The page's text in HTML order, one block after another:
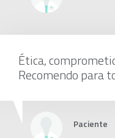
Ética,
Recomendo para
Paciente